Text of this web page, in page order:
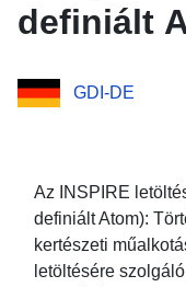
definiált
GDI-DE
Az INSPIRE
definiált Atom):
kertészeti
letöltésére